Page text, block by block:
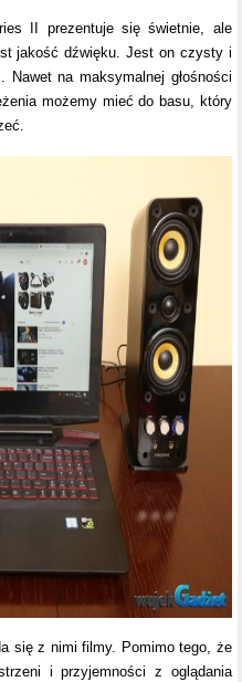
II prezentuje się świetnie, ale
jakość dźwięku. Jest on czysty i
na maksymalnej głośności
możemy mieć do basu, który
się z nimi filmy. Pomimo tego, że
i przyjemności z oglądania